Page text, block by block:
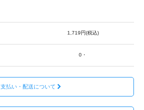
1,719円(税込)
0・
支払い・配送について